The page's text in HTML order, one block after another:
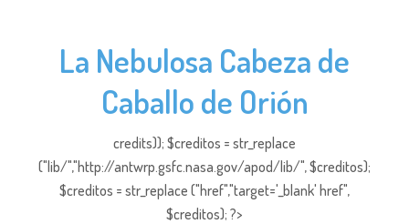
La Nebulosa Cabeza de
Caballo de Orión
credits)); $creditos = str_replace
("lib/","http://antwrp.gsfc.nasa.gov/apod/lib/", $creditos);
$creditos = str_replace ("href","target='_blank' href",
$creditos); ?>